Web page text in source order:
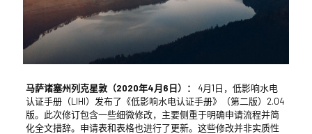
马萨诸塞州列克星敦（2020年4月6日）：
4月1日，低影响水电
认证手册（LIHI）发布了《低影响水电认证手册》（第二版）2.04
版。此次修订包含一些细微修改，主要侧重于明确申请流程并简
化全文措辞。申请表和表格也进行了更新。这些修改并非实质性